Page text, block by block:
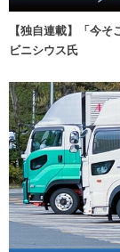
【独自連載】「今
ビニシウス氏